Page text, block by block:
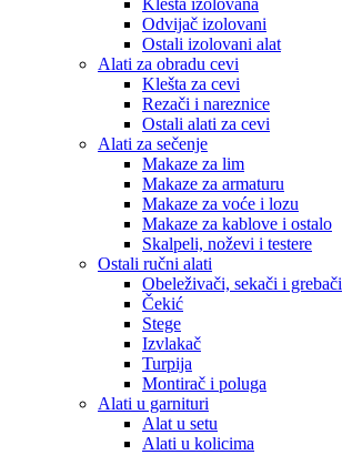
Klešta izolovana
Odvijač izolovani
Ostali izolovani alat
Alati za obradu cevi
Klešta za cevi
Rezači i nareznice
Ostali alati za cevi
Alati za sečenje
Makaze za lim
Makaze za armaturu
Makaze za voće i lozu
Makaze za kablove i ostalo
Skalpeli, noževi i testere
Ostali ručni alati
Obeleživači, sekači i grebači
Čekić
Stege
Izvlakač
Turpija
Montirač i poluga
Alati u garnituri
Alat u setu
Alati u kolicima